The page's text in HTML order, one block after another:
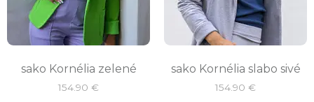
sako Kornélia zelené
154.90 €
sako Kornélia slabo sivé
154.90 €